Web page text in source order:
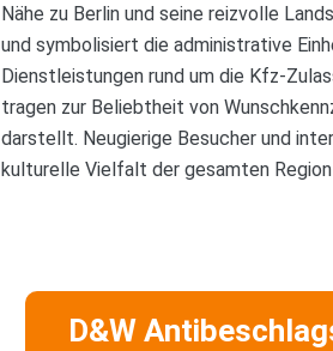
Nähe zu Berlin und seine reizvolle
und symbolisiert die administrative
Dienstleistungen rund um die Kfz-
tragen zur Beliebtheit von
darstellt. Neugierige Besucher und
kulturelle Vielfalt der gesamten
D&W